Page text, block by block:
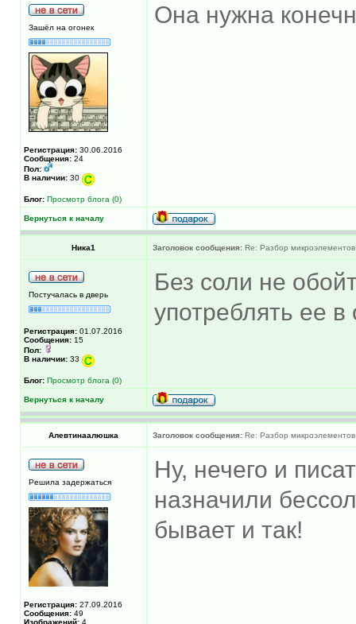
Зашёл на огонек
Регистрация: 30.06.2016
Сообщения: 24
Пол:
В наличии: 30
Блог: Просмотр блога (0)
Она нужна
Вернуться к началу
Ника1 Заголовок сообщения: Re: Разбор микроэлементов
Постучалась в дверь
Регистрация: 01.07.2016
Сообщения: 15
Пол:
В наличии: 33
Блог: Просмотр блога (0)
Без соли не
употреблять ее
Вернуться к началу
Алевтинаалюшка Заголовок сообщения: Re: Разбор микроэлементов
Решила задержаться
Регистрация: 27.09.2016
Сообщения: 49
Изображений: 4
Ну, нечего и
назначили
бывает и так!